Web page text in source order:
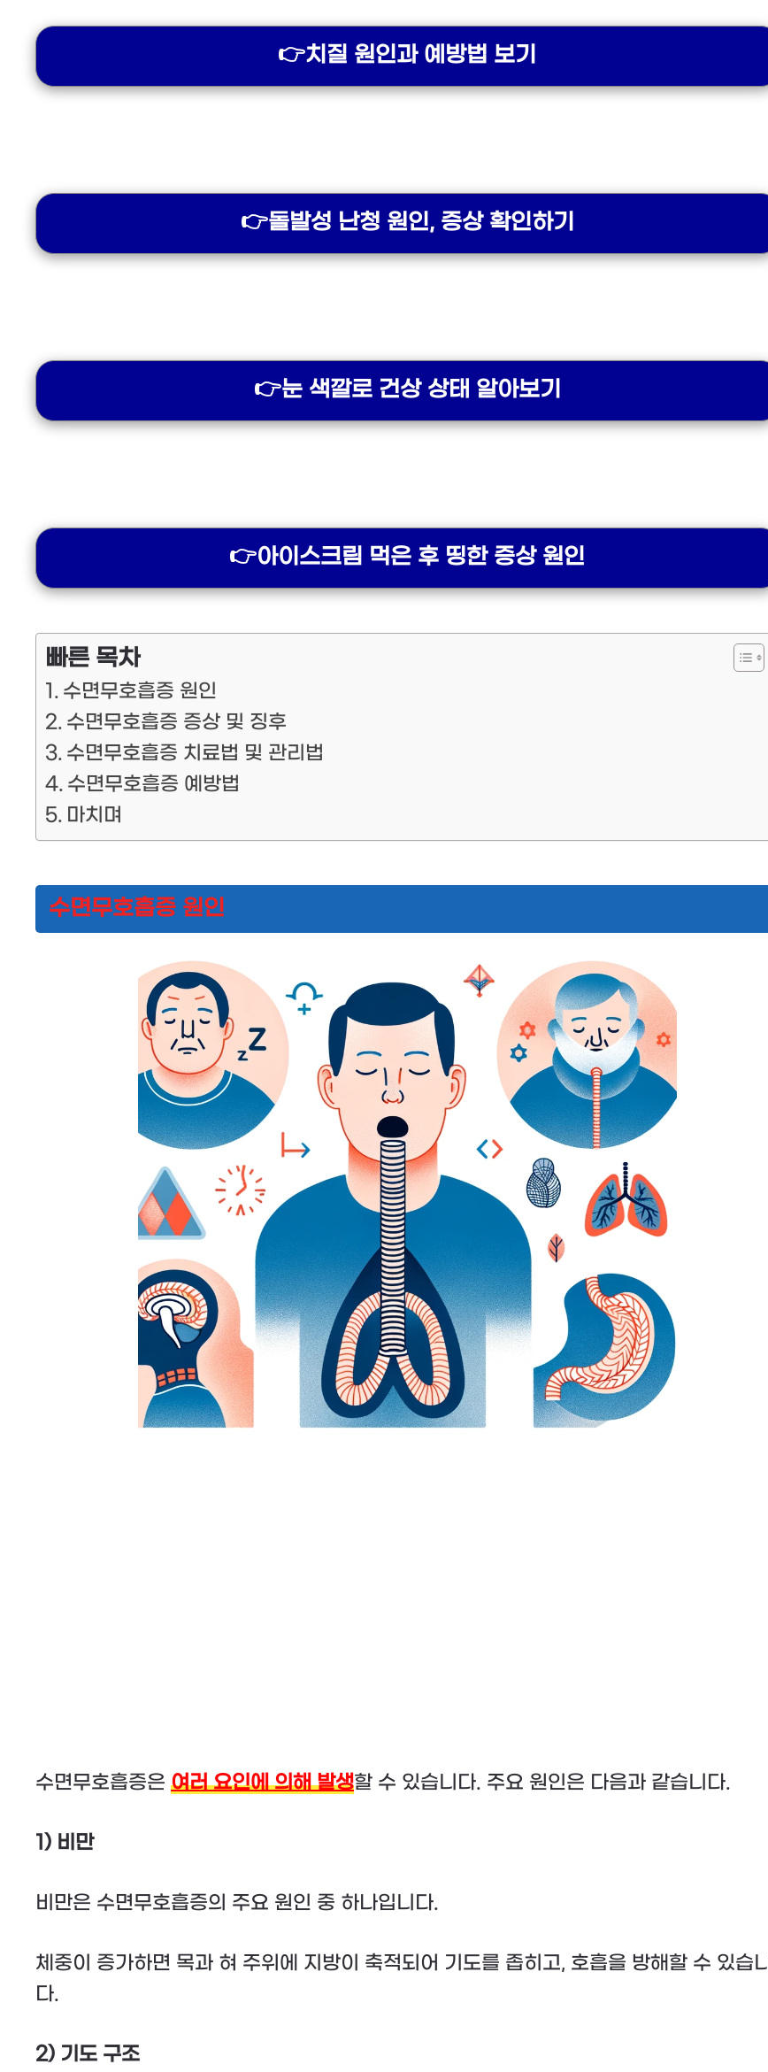
👉치질 원인과 예방법 보기
👉돌발성 난청 원인, 증상 확인하기
👉눈 색깔로 건상 상태 알아보기
👉아이스크림 먹은 후 띵한 증상 원인
빠른 목차
수면무호흡증 원인
수면무호흡증 증상 및 징후
수면무호흡증 치료법 및 관리법
수면무호흡증 예방법
마치며
수면무호흡증 원인
수면무호흡증은 여러 요인에 의해 발생할 수 있습니다. 주요 원인은 다음과 같습니다.
1) 비만
비만은 수면무호흡증의 주요 원인 중 하나입니다.
체중이 증가하면 목과 혀 주위에 지방이 축적되어 기도를 좁히고, 호흡을 방해할 수 있습니
다.
2) 기도 구조